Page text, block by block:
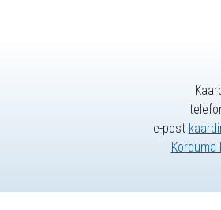
e-post
Korduma